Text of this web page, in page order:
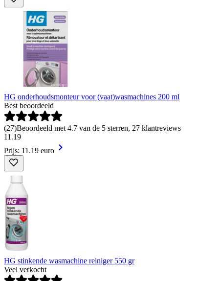
HG onderhoudsmonteur voor (vaat)wasmachines 200 ml
Best beoordeeld
(27)Beoordeeld met 4.7 van de 5 sterren, 27 klantreviews
11 .19
Prijs: 11.19 euro
HG stinkende wasmachine reiniger 550 gr
Veel verkocht